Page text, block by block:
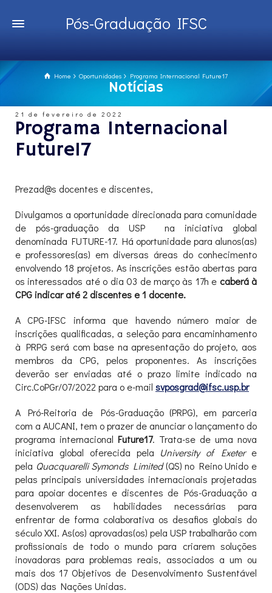
Pós-Graduação IFSC
Home Oportunidades Programa Internacional Future17
Notícias
21 de fevereiro de 2022
Programa Internacional
Future17
Prezad@s docentes e discentes,
Divulgamos a oportunidade direcionada para comunidade
de pós-graduação da USP na iniciativa global
denominada FUTURE-17. Há oportunidade para alunos(as)
e professores(as) em diversas áreas do conhecimento
envolvendo 18 projetos. As inscrições estão abertas para
os interessados até o dia 03 de março às 17h e caberá à
CPG indicar até 2 discentes e 1 docente.
A CPG-IFSC informa que havendo número maior de
inscrições qualificadas, a seleção para encaminhamento
à PRPG será com base na apresentação do projeto, aos
membros da CPG, pelos proponentes. As inscrições
deverão ser enviadas até o prazo limite indicado na
Circ.CoPGr/07/2022 para o e-mail svposgrad@ifsc.usp.br
A Pró-Reitoria de Pós-Graduação (PRPG), em parceria
com a AUCANI, tem o prazer de anunciar o lançamento do
programa internacional Future17. Trata-se de uma nova
iniciativa global oferecida pela University of Exetere
pela Quacquarelli Symonds Limited(QS) no Reino Unido e
pelas principais universidades internacionais projetadas
para apoiar docentes e discentes de Pós-Graduação a
desenvolverem as habilidades necessárias para
enfrentar de forma colaborativa os desafios globais do
século XXI. As(os) aprovadas(os) pela USP trabalharão com
profissionais de todo o mundo para criarem soluções
inovadoras para problemas reais, associados a um ou
mais dos 17 Objetivos de Desenvolvimento Sustentável
(ODS) das Nações Unidas.